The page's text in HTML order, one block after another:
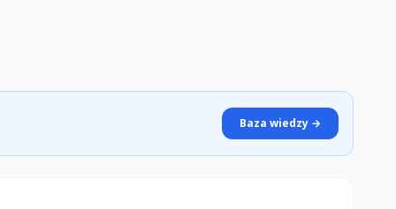
Baza wiedzy →